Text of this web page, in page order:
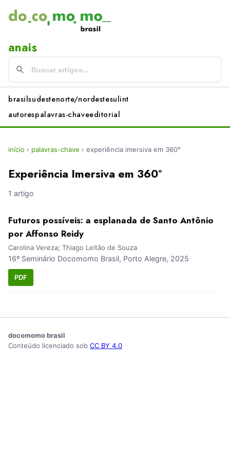
anais
brasilsudestenorte/nordestesulint
autorespalavras-chaveeditorial
início › palavras-chave › experiência imersiva em 360°
Experiência Imersiva em 360°
1 artigo
Futuros possíveis: a esplanada de Santo Antônio
por Affonso Reidy
Carolina Vereza; Thiago Leitão de Souza
16º Seminário Docomomo Brasil, Porto Alegre, 2025
PDF
docomomo brasil
Conteúdo licenciado sob CC BY 4.0